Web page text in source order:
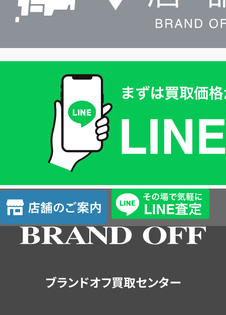
査
定
店
舗
の
ブランドオフ買取センター